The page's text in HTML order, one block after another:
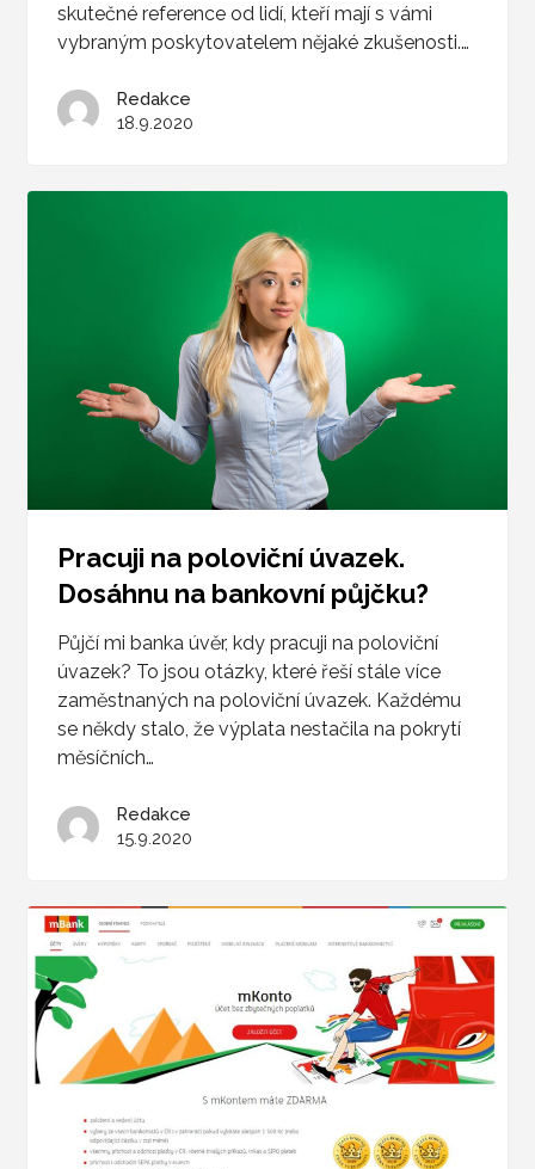
skutečné reference od lidí, kteří mají s vámi
vybraným poskytovatelem nějaké zkušenosti.…
Redakce
18.9.2020
Pracuji na poloviční úvazek.
Dosáhnu na bankovní půjčku?
Půjčí mi banka úvěr, kdy pracuji na poloviční
úvazek? To jsou otázky, které řeší stále více
zaměstnaných na poloviční úvazek. Každému
se někdy stalo, že výplata nestačila na pokrytí
měsíčních…
Redakce
15.9.2020